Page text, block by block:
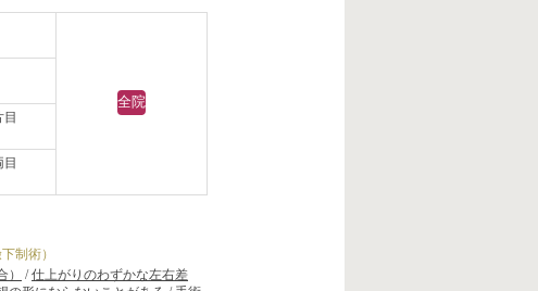
全院
制術）
/仕上がりのわずかな左右差